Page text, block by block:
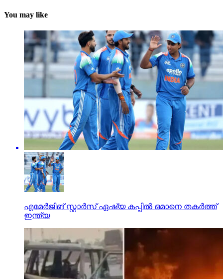
You may like
എമേര്‍ജിങ് സ്റ്റാര്‍സ് ഏഷ്യ കപ്പില്‍ ഒമാനെ തകര്‍ത്ത്
ഇന്ത്യ